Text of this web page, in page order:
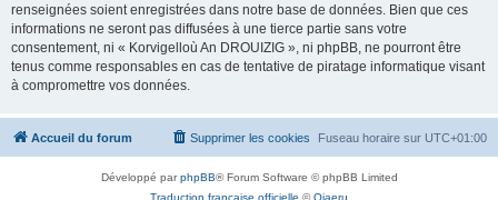
renseignées soient enregistrées dans notre base de données. Bien que ces
informations ne seront pas diffusées à une tierce partie sans votre
consentement, ni « Korvigelloù An DROUIZIG », ni phpBB, ne pourront être
tenus comme responsables en cas de tentative de piratage informatique visant
à compromettre vos données.
Accueil du forum Fuseau horaire sur UTC+01:00
Supprimer les cookies
Développé parphpBB® Forum Software © phpBB Limited
Traduction française officielle ©Qiaeru